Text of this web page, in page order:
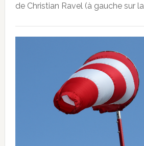
de Christian Ravel (à gauche sur